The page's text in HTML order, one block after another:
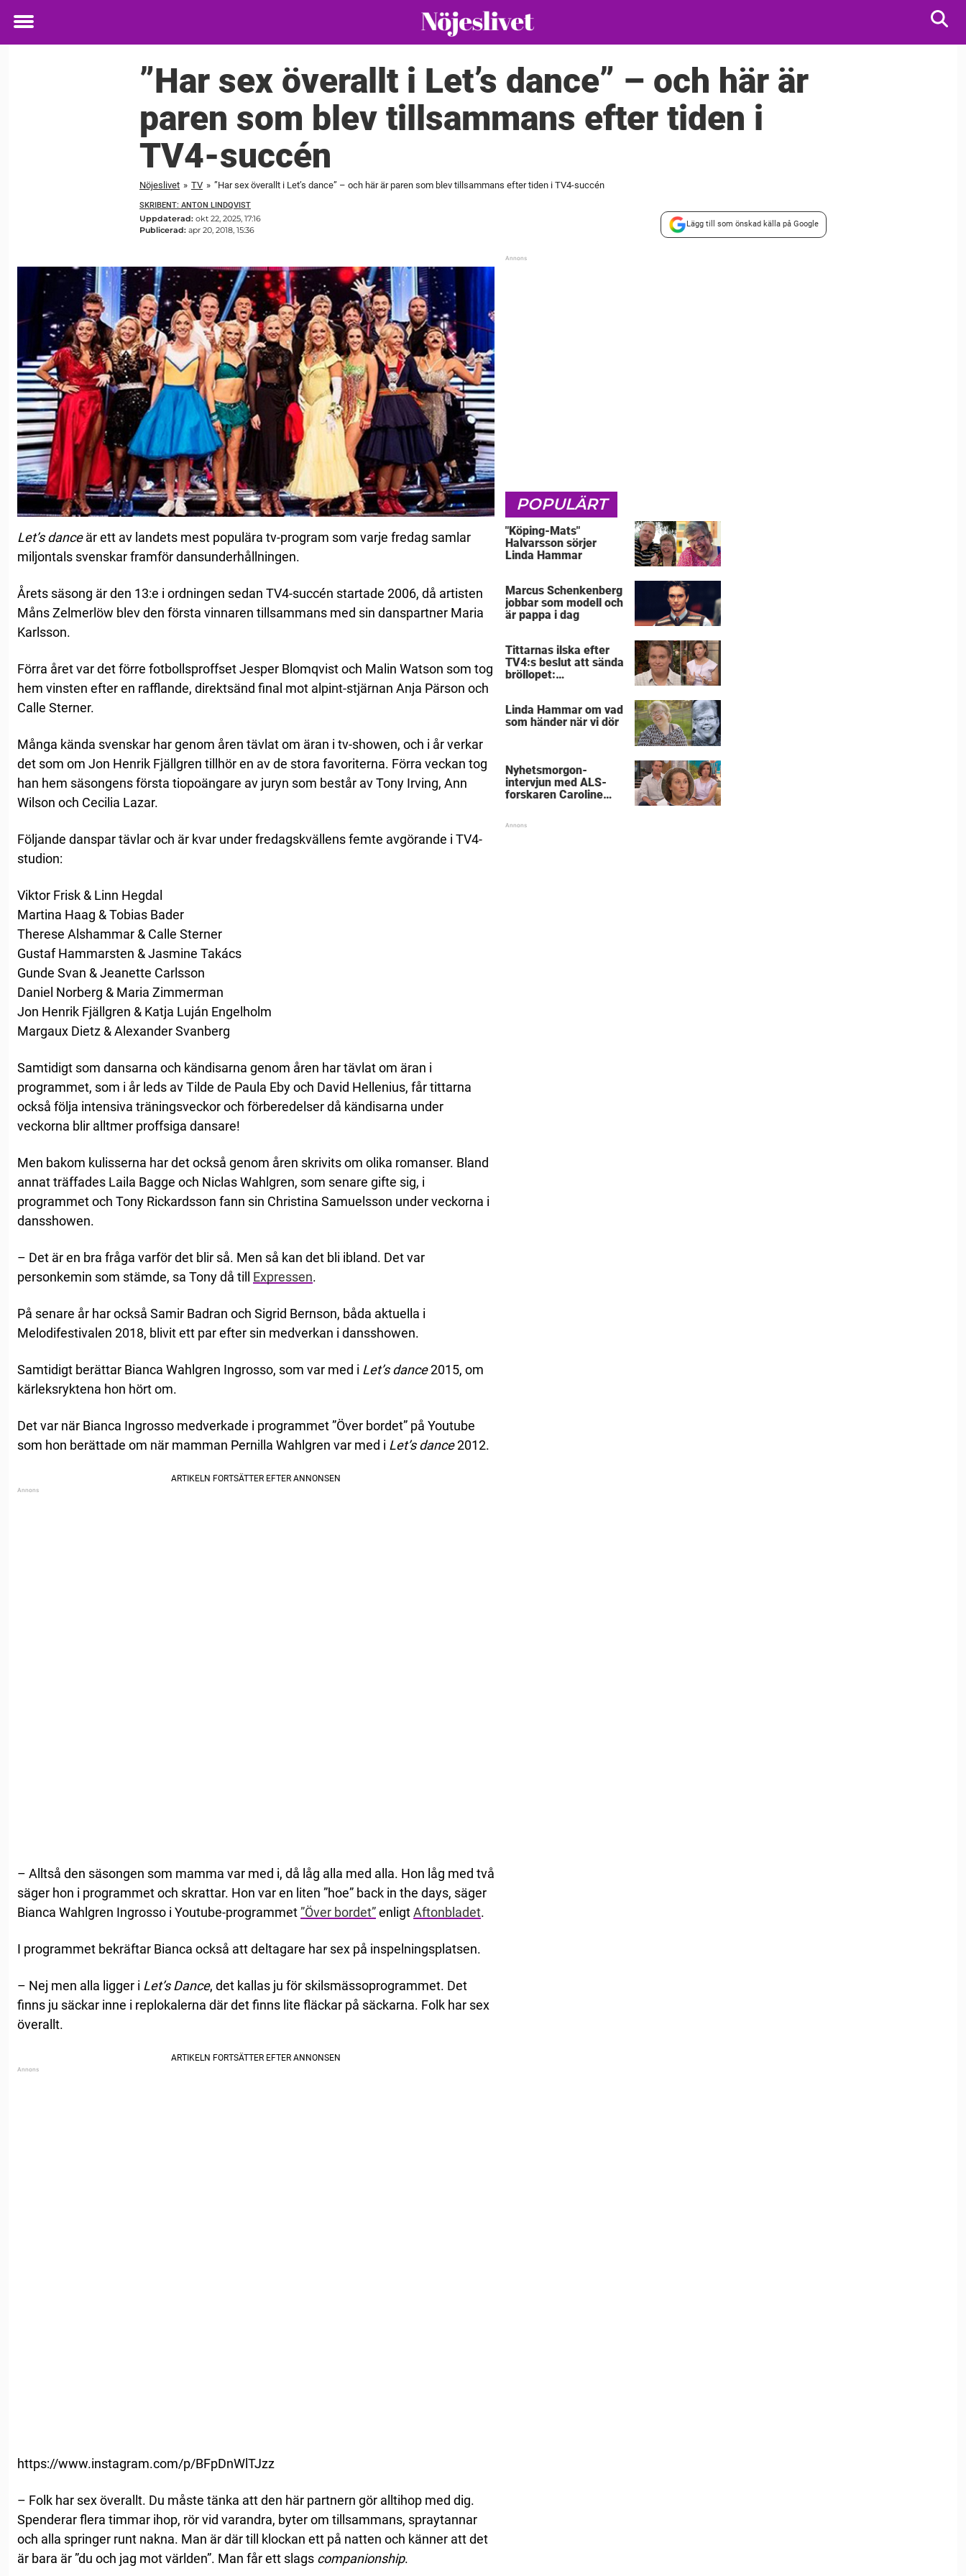
Toggle
”Har sex överallt i Let’s dance” – och här är
paren som blev tillsammans efter tiden i
TV4-succén
Nöjeslivet » TV » ”Har sex överallt i Let’s dance” – och här är paren som blev tillsammans efter tiden i TV4-succén
SKRIBENT: ANTON LINDQVIST
Uppdaterad: okt 22, 2025, 17:16
Publicerad: apr 20, 2018, 15:36
Lägg till som önskad källa på Google
Let’s danceär ett av landets mest populära tv-program som varje fredag samlar
miljontals svenskar framför dansunderhållningen.
Årets säsong är den 13:e i ordningen sedan TV4-succén startade 2006, då artisten
Måns Zelmerlöw blev den första vinnaren tillsammans med sin danspartner Maria
Karlsson.
Förra året var det förre fotbollsproffset Jesper Blomqvist och Malin Watson som tog
hem vinsten efter en rafflande, direktsänd final mot alpint-stjärnan Anja Pärson och
Calle Sterner.
Många kända svenskar har genom åren tävlat om äran i tv-showen, och i år verkar
det som om Jon Henrik Fjällgren tillhör en av de stora favoriterna. Förra veckan tog
han hem säsongens första tiopoängare av juryn som består av Tony Irving, Ann
Wilson och Cecilia Lazar.
Följande danspar tävlar och är kvar under fredagskvällens femte avgörande i TV4-
studion:
Viktor Frisk & Linn Hegdal
Martina Haag & Tobias Bader
Therese Alshammar & Calle Sterner
Gustaf Hammarsten & Jasmine Takács
Gunde Svan & Jeanette Carlsson
Daniel Norberg & Maria Zimmerman
Jon Henrik Fjällgren & Katja Luján Engelholm
Margaux Dietz & Alexander Svanberg
Samtidigt som dansarna och kändisarna genom åren har tävlat om äran i
programmet, som i år leds av Tilde de Paula Eby och David Hellenius, får tittarna
också följa intensiva träningsveckor och förberedelser då kändisarna under
veckorna blir alltmer proffsiga dansare!
Men bakom kulisserna har det också genom åren skrivits om olika romanser. Bland
annat träffades Laila Bagge och Niclas Wahlgren, som senare gifte sig, i
programmet och Tony Rickardsson fann sin Christina Samuelsson under veckorna i
dansshowen.
– Det är en bra fråga varför det blir så. Men så kan det bli ibland. Det var
personkemin som stämde, sa Tony då till Expressen.
På senare år har också Samir Badran och Sigrid Bernson, båda aktuella i
Melodifestivalen 2018, blivit ett par efter sin medverkan i dansshowen.
Samtidigt berättar Bianca Wahlgren Ingrosso, som var med i Let’s dance2015, om
kärleksryktena hon hört om.
Det var när Bianca Ingrosso medverkade i programmet ”Över bordet” på Youtube
som hon berättade om när mamman Pernilla Wahlgren var med i Let’s dance2012.
– Alltså den säsongen som mamma var med i, då låg alla med alla. Hon låg med två
säger hon i programmet och skrattar. Hon var en liten ”hoe” back in the days, säger
Bianca Wahlgren Ingrosso i Youtube-programmet”Över bordet”enligtAftonbladet.
I programmet bekräftar Bianca också att deltagare har sex på inspelningsplatsen.
– Nej men alla ligger i Let’s Dance, det kallas ju för skilsmässoprogrammet. Det
finns ju säckar inne i replokalerna där det finns lite fläckar på säckarna. Folk har sex
överallt.
https://www.instagram.com/p/BFpDnWlTJzz
– Folk har sex överallt. Du måste tänka att den här partnern gör alltihop med dig.
Spenderar flera timmar ihop, rör vid varandra, byter om tillsammans, spraytannar
och alla springer runt nakna. Man är där till klockan ett på natten och känner att det
är bara är ”du och jag mot världen”. Man får ett slags companionship.
POPULÄRT
"Köping-Mats"
Halvarsson sörjer
Linda Hammar
Marcus Schenkenberg
jobbar som modell och
är pappa i dag
Tittarnas ilska efter
TV4:s beslut att sända
bröllopet:
Linda Hammar om vad
som händer när vi dör
Nyhetsmorgon-
intervjun med ALS-
forskaren Caroline